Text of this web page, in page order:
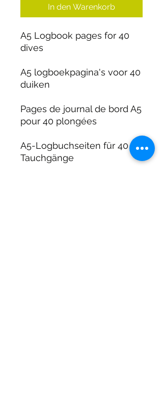
In den Warenkorb
A5 Logbook pages for 40
dives
A5 logboekpagina's voor 40
duiken
Pages de journal de bord A5
pour 40 plongées
A5-Logbuchseiten für 40
Tauchgänge